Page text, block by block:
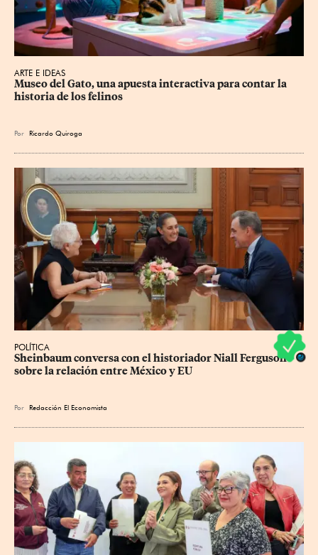
ARTE E IDEAS
Museo del Gato, una apuesta interactiva para contar la
historia de los felinos
Por Ricardo Quiroga
POLÍTICA
Sheinbaum conversa con el historiador Niall Ferguson
sobre la relación entre México y EU
Por Redacción El Economista